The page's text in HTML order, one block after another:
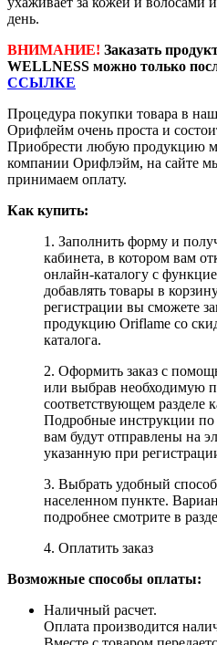
день.
ВНИМАНИЕ! Заказать
WELLNESS можно только
ССЫЛКЕ
Процедура покупки товара в
Орифлейм очень проста и
Приобрести любую продукцию
компании Орифлэйм, на сайте
принимаем оплату.
Как купить:
1. Заполнить форму и
кабинета, в котором вам
онлайн-каталогу с
добавлять товары в
регистрации вы сможете
продукцию Oriflame со
каталога.
2. Оформить заказ с
или выбрав необходимую
соответствующем разделе
Подробные инструкции по
вам будут отправлены на
указанную при
3. Выбрать удобный
населенном пункте.
подробнее смотрите в
4. Оплатить заказ
Возможные способы оплаты:
Наличный расчет.
Оплата производится